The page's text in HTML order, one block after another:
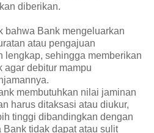
diberikan.
bahwa Bank mengeluarkan
atau pengajuan
lengkap, sehingga memberikan
agar debitur mampu
membutuhkan nilai jaminan
harus ditaksasi atau diukur,
tinggi dibandingkan dengan
tidak dapat atau sulit